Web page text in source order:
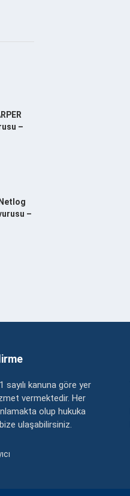
–
–
sayılı kanuna göre yer
vermektedir. Her
olup hukuka
ulaşabilirsiniz.